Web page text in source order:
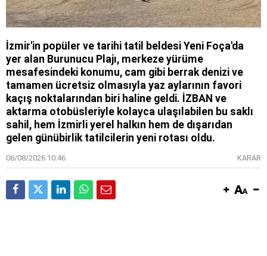
İzmir'in popüler ve tarihi tatil beldesi Yeni Foça'da
yer alan Burunucu Plajı, merkeze yürüme
mesafesindeki konumu, cam gibi berrak denizi ve
tamamen ücretsiz olmasıyla yaz aylarının favori
kaçış noktalarından biri haline geldi. İZBAN ve
aktarma otobüsleriyle kolayca ulaşılabilen bu saklı
sahil, hem İzmirli yerel halkın hem de dışarıdan
gelen günübirlik tatilcilerin yeni rotası oldu.
06/08/2026 10:46 KARAR